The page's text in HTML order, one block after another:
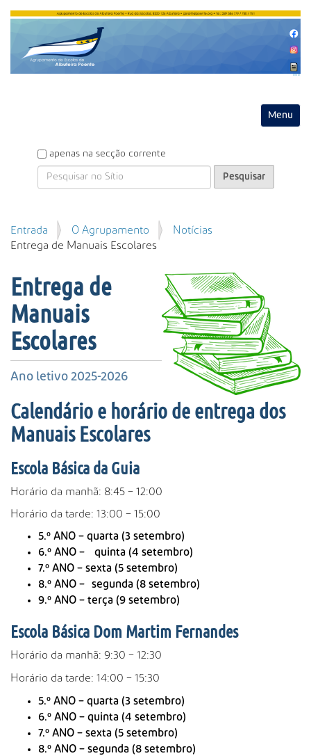
Toggle
P
e
i
s
r
apenas na secção corrente
P
e
u
s
a
A
v
a
ç
d
…
Entrada O Agrupamento
Notícias
Entrega de Manuais Escolares
Entrega de
Manuais
Escolares
Ano letivo 2025-2026
Calendário e horário de entrega dos
Manuais Escolares
Escola Básica da Guia
Horário da manhã: 8:45 – 12:00
Horário da tarde: 13:00 – 15:00
5.º ANO – quarta (3 setembro)
6.º ANO – quinta (4 setembro)
7.º ANO – sexta (5 setembro)
8.º ANO – segunda (8 setembro)
9.º ANO – terça (9 setembro)
Escola Básica Dom Martim Fernandes
Horário da manhã: 9:30 – 12:30
Horário da tarde: 14:00 – 15:30
5.º ANO – quarta (3 setembro)
6.º ANO – quinta (4 setembro)
7.º ANO – sexta (5 setembro)
8.º ANO – segunda (8 setembro)